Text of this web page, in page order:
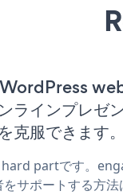
web
ラインプレゼ
克服できます
hard partです。
サポートする方法